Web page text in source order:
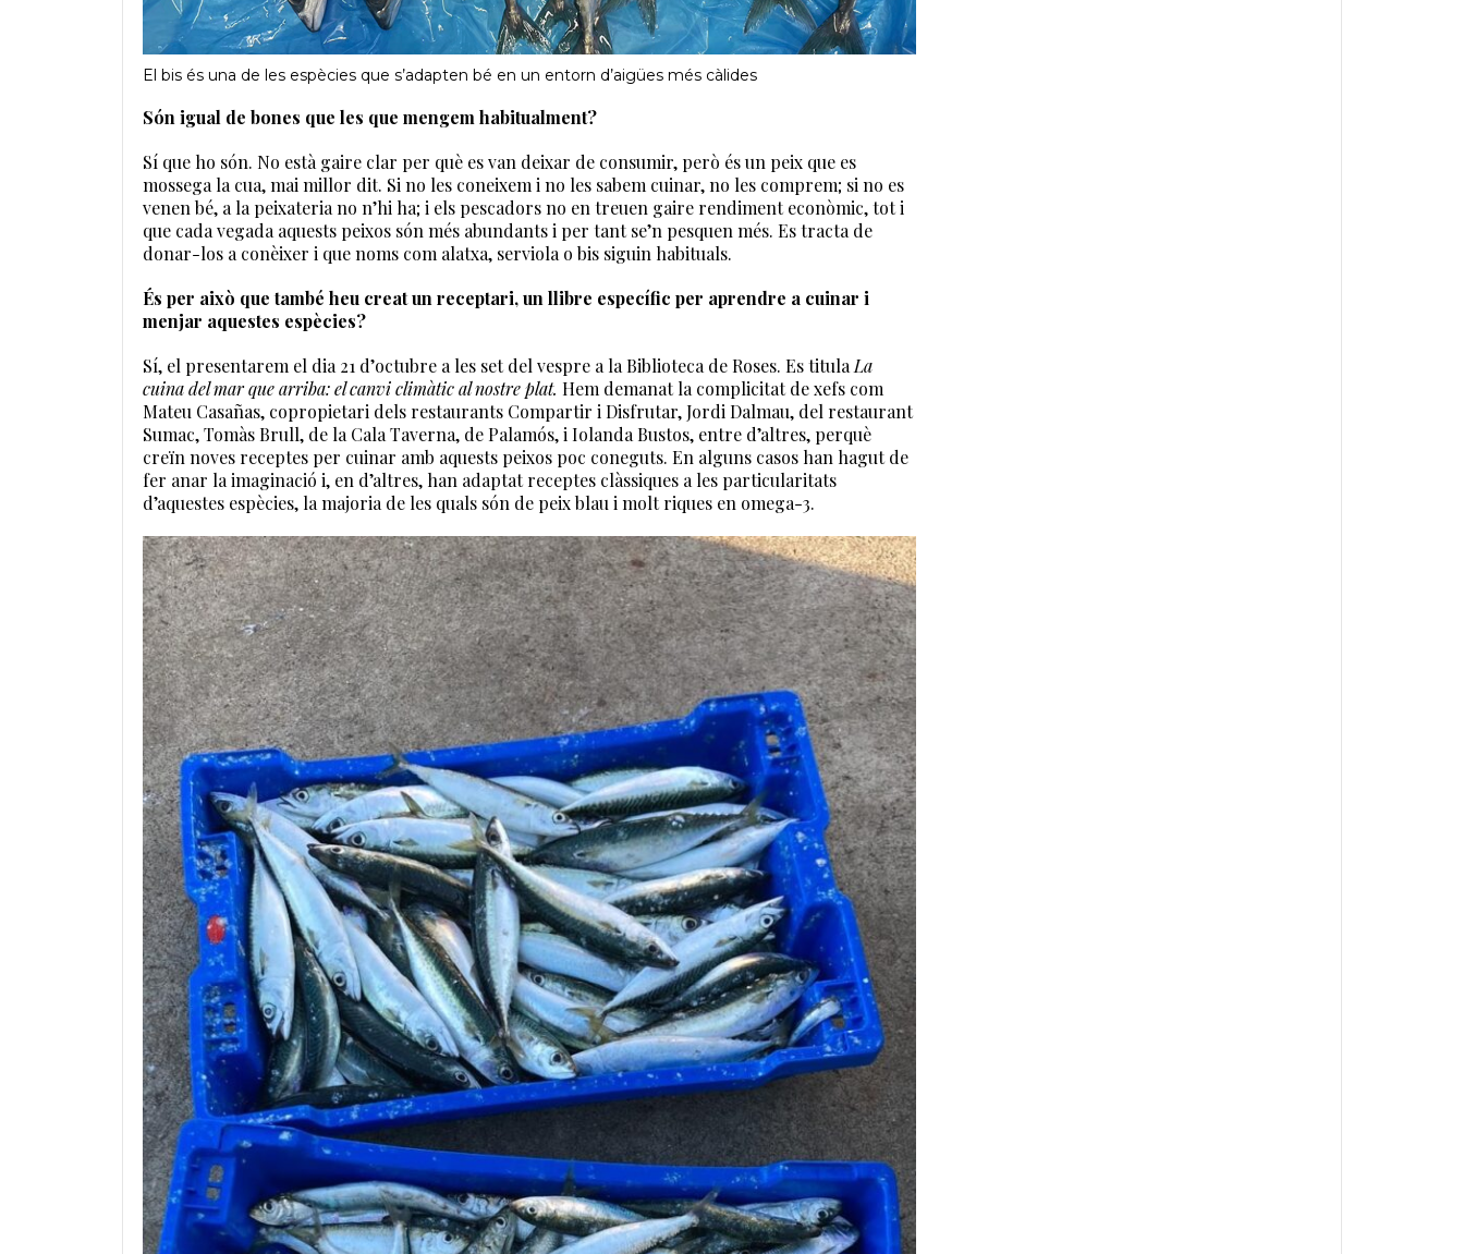
El bis és una de les espècies que s’adapten bé en un entorn d’aigües més càlides
Són igual de bones que les que mengem habitualment?
Sí que ho són. No està gaire clar per què es van deixar de consumir, però és un peix que es
mossega la cua, mai millor dit. Si no les coneixem i no les sabem cuinar, no les comprem; si no es
venen bé, a la peixateria no n’hi ha; i els pescadors no en treuen gaire rendiment econòmic, tot i
que cada vegada aquests peixos són més abundants i per tant se’n pesquen més. Es tracta de
donar-los a conèixer i que noms com alatxa, serviola o bis siguin habituals.
És per això que també heu creat un receptari, un llibre específic per aprendre a cuinar i
menjar aquestes espècies?
Sí, el presentarem el dia 21 d’octubre a les set del vespre a la Biblioteca de Roses. Es titula La
cuina del mar que arriba: el canvi climàtic al nostre plat. Hem demanat la complicitat de xefs com
Mateu Casañas, copropietari dels restaurants Compartir i Disfrutar, Jordi Dalmau, del restaurant
Sumac, Tomàs Brull, de la Cala Taverna, de Palamós, i Iolanda Bustos, entre d’altres, perquè
creïn noves receptes per cuinar amb aquests peixos poc coneguts. En alguns casos han hagut de
fer anar la imaginació i, en d’altres, han adaptat receptes clàssiques a les particularitats
d’aquestes espècies, la majoria de les quals són de peix blau i molt riques en omega-3.